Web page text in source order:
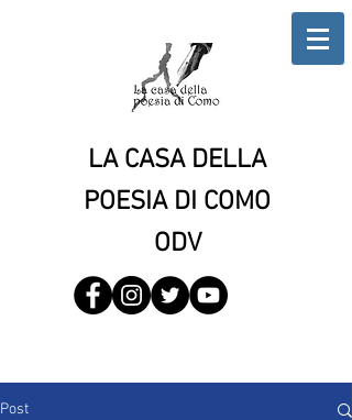
LA CASA DELLA
POESIA DI COMO
ODV
Post